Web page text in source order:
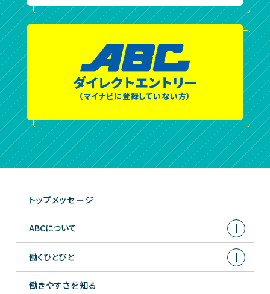
ダイレクトエントリー
（マイナビに登録していない方）
トップメッセージ
ABCについて
働くひとびと
Interview 営業支援部 広告宣伝課
働きやすさを知る